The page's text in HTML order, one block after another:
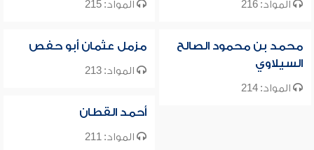
المواد: 216 المواد: 215
محمد بن محمود الصالح
السيلاوي
المواد: 214
مزمل عثمان أبو حفص
المواد: 213
أحمد القطان
المواد: 211